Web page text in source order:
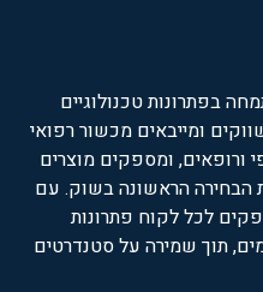
בפתרונות טכנולוגיים
ומייבאים מכשור רפואי
ורופאים, ומספקים מוצרים
הבחירה הראשונה בשוק. עם
לכל לקוח פתרונות
תוך שמירה על סטנדרטים